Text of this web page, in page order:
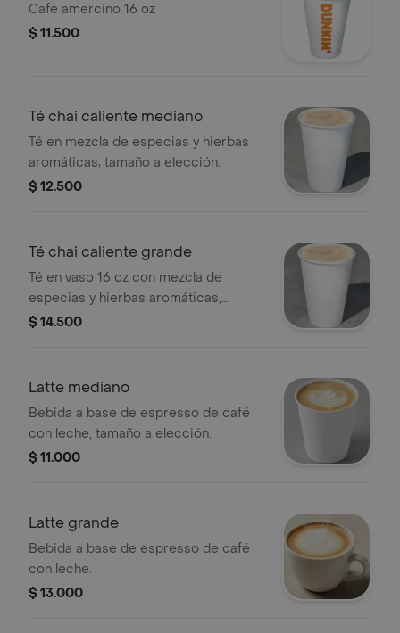
Café amercino 16 oz
$ 11.500
Té chai caliente mediano
Té en mezcla de especias y hierbas
aromáticas; tamaño a elección.
$ 12.500
Té chai caliente grande
Té en vaso 16 oz con mezcla de
especias y hierbas aromáticas,
tamaño a elección.
$ 14.500
Latte mediano
Bebida a base de espresso de café
con leche, tamaño a elección.
$ 11.000
Latte grande
Bebida a base de espresso de café
con leche.
$ 13.000